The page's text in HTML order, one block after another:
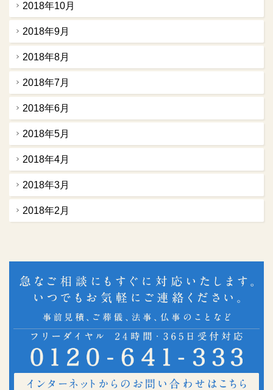
2018年10月
2018年9月
2018年8月
2018年7月
2018年6月
2018年5月
2018年4月
2018年3月
2018年2月